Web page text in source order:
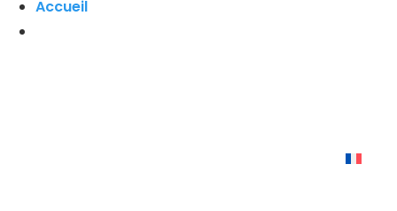
Accueil